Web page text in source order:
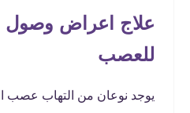
علاج اعراض
للعصب
يوجد نوعان من التهاب عصب